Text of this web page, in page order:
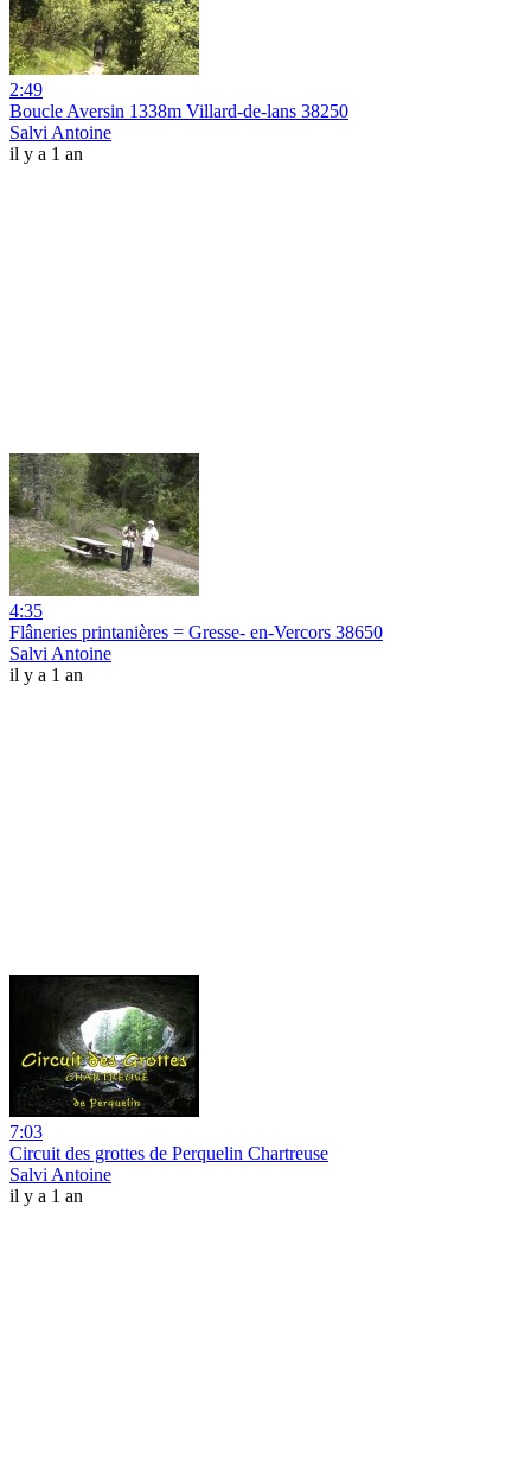
2:49
Boucle Aversin 1338m Villard-de-lans 38250
Salvi Antoine
il y a 1 an
4:35
Flâneries printanières = Gresse- en-Vercors 38650
Salvi Antoine
il y a 1 an
7:03
Circuit des grottes de Perquelin Chartreuse
Salvi Antoine
il y a 1 an